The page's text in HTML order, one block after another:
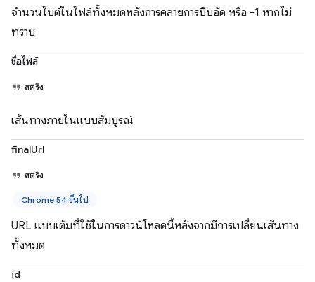
จำนวนไบต์ในไฟล์ทั้งหมดหลังการคลายการบีบอัด หรือ -1 หากไม่
ทราบ
ชื่อไฟล์
สตริง
เส้นทางภายในแบบสัมบูรณ์
finalUrl
สตริง
Chrome 54 ขึ้นไป
URL แบบเต็มที่ใช้ในการดาวน์โหลดนี้หลังจากมีการเปลี่ยนเส้นทาง
ทั้งหมด
id